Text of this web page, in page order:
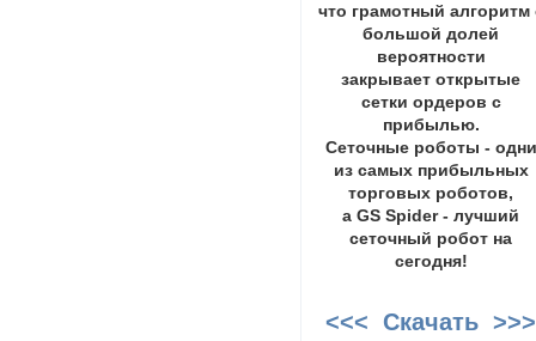
что грамотный алгоритм
большой долей
вероятности
закрывает открытые
сетки ордеров с
прибылью.
Сеточные роботы - одни
из самых прибыльных
торговых роботов,
а GS Spider - лучший
сеточный робот на
сегодня!
<<< Скачать >>>